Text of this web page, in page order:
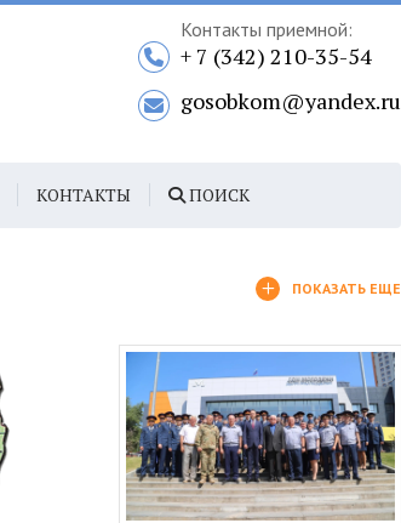
Контакты приемной:
+ 7 (342) 210-35-54
gosobkom@yandex.ru
КОНТАКТЫ ПОИСК
ПОКАЗАТЬ ЕЩЕ